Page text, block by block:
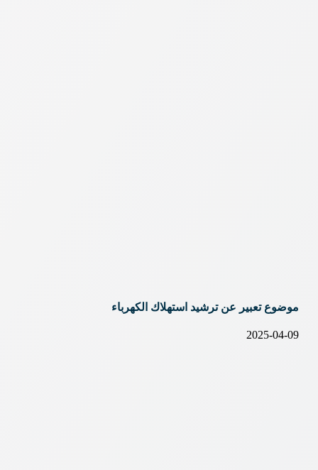
موضوع تعبير عن ترشيد استهلاك الكهرباء
2025-04-09